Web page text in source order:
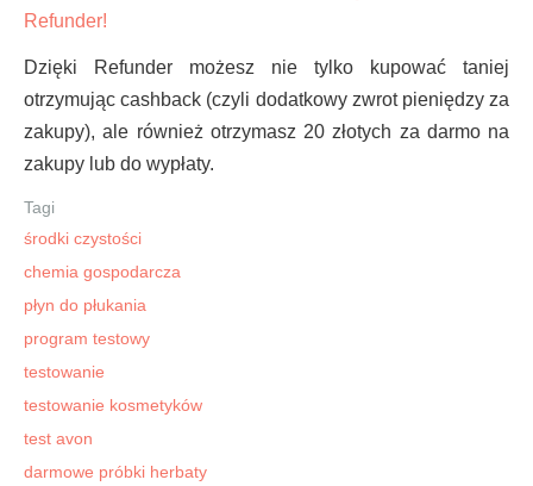
Refunder!
Dzięki Refunder możesz nie tylko kupować taniej
otrzymując cashback (czyli dodatkowy zwrot pieniędzy za
zakupy), ale również otrzymasz 20 złotych za darmo na
zakupy lub do wypłaty.
Tagi
środki czystości
chemia gospodarcza
płyn do płukania
program testowy
testowanie
testowanie kosmetyków
test avon
darmowe próbki herbaty